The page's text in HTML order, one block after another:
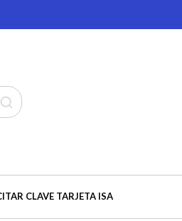
CLAVE TARJETA ISA